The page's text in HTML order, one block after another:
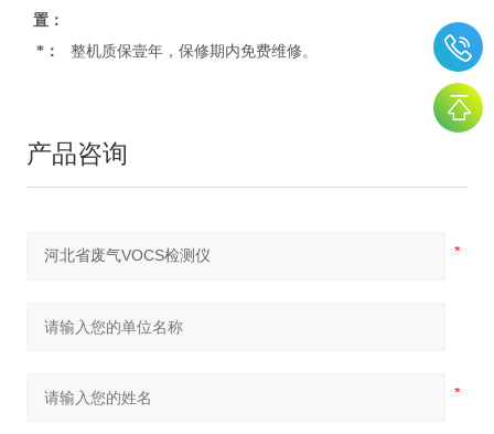
置：
*： 整机质保壹年，保修期内免费维修。
产品咨询